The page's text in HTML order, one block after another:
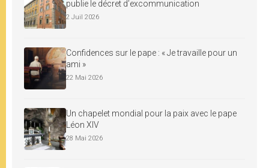
publie le décret d’excommunication
2 Juil 2026
Confidences sur le pape : « Je travaille pour un
ami »
22 Mai 2026
Un chapelet mondial pour la paix avec le pape
Léon XIV
28 Mai 2026